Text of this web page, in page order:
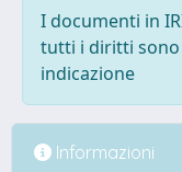
I documenti in
tutti i diritti sono
indicazione
Informazioni